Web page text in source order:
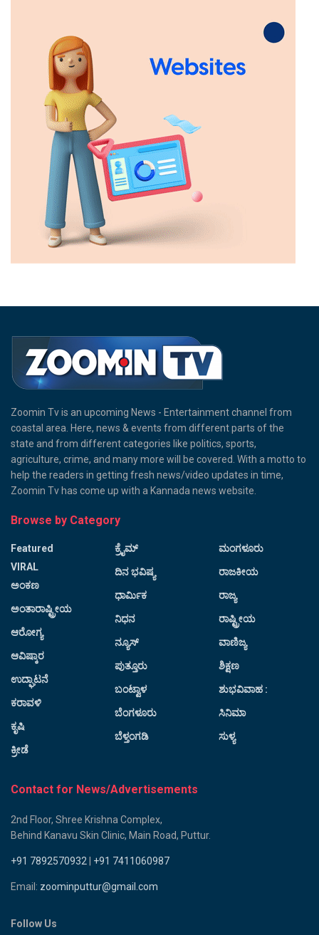
Zoomin Tv is an upcoming News - Entertainment channel from
coastal area. Here, news & events from different parts of the
state and from different categories like politics, sports,
agriculture, crime, and many more will be covered. With a motto to
help the readers in getting fresh news/video updates in time,
Zoomin Tv has come up with a Kannada news website.
Browse by Category
Featured
VIRAL
ಅಂಕಣ
ಅಂತಾರಾಷ್ಟ್ರೀಯ
ಆರೋಗ್ಯ
ಆವಿಷ್ಕಾರ
ಉದ್ಘಾಟನೆ
ಕರಾವಳಿ
ಕೃಷಿ
ಕ್ರೀಡೆ
ಕ್ರೈಮ್
ದಿನ ಭವಿಷ್ಯ
ಧಾರ್ಮಿಕ
ನಿಧನ
ನ್ಯೂಸ್
ಪುತ್ತೂರು
ಬಂಟ್ವಾಳ
ಬೆಂಗಳೂರು
ಬೆಳ್ತಂಗಡಿ
ಮಂಗಳೂರು
ರಾಜಕೀಯ
ರಾಜ್ಯ
ರಾಷ್ಟ್ರೀಯ
ವಾಣಿಜ್ಯ
ಶಿಕ್ಷಣ
ಶುಭವಿವಾಹ :
ಸಿನಿಮಾ
ಸುಳ್ಯ
Contact for News/Advertisements
2nd Floor, Shree Krishna Complex,
Behind Kanavu Skin Clinic, Main Road, Puttur.
+91 7892570932 +91 7411060987
Email: zoominputtur@gmail.com
Follow Us